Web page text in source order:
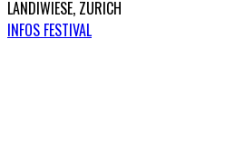
LANDIWIESE, ZURICH
INFOS FESTIVAL